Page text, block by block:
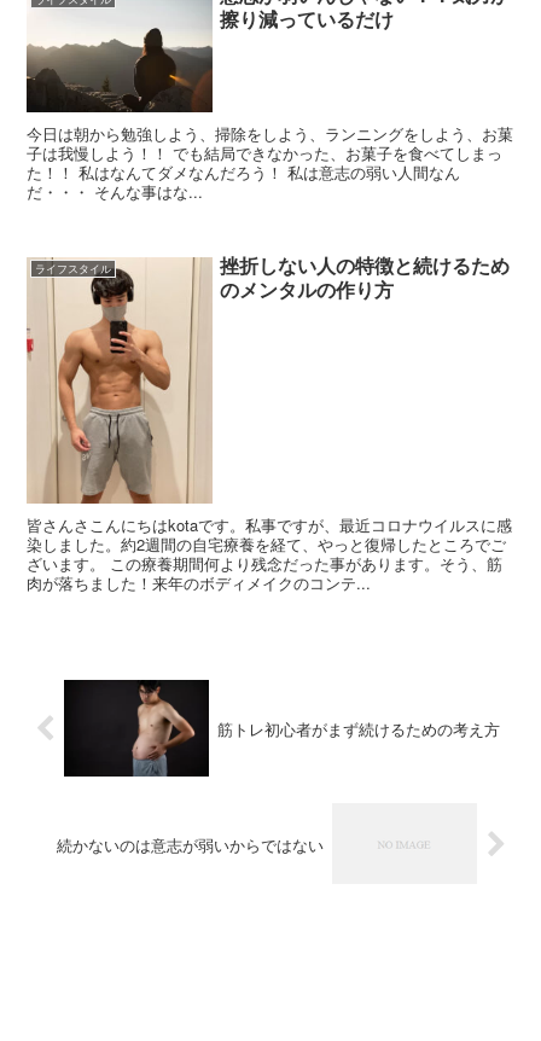
擦り減っているだけ
今日は朝から勉強しよう、掃除をしよう、ランニングをしよう、お菓
子は我慢しよう！！ でも結局できなかった、お菓子を食べてしまっ
た！！ 私はなんてダメなんだろう！ 私は意志の弱い人間なん
だ・・・ そんな事はな...
ライフスタイル
挫折しない人の特徴と続けるため
のメンタルの作り方
皆さんさこんにちはkotaです。私事ですが、最近コロナウイルスに感
染しました。約2週間の自宅療養を経て、やっと復帰したところでご
ざいます。 この療養期間何より残念だった事があります。そう、筋
肉が落ちました！来年のボディメイクのコンテ...
筋トレ初心者がまず続けるための考え方
続かないのは意志が弱いからではない